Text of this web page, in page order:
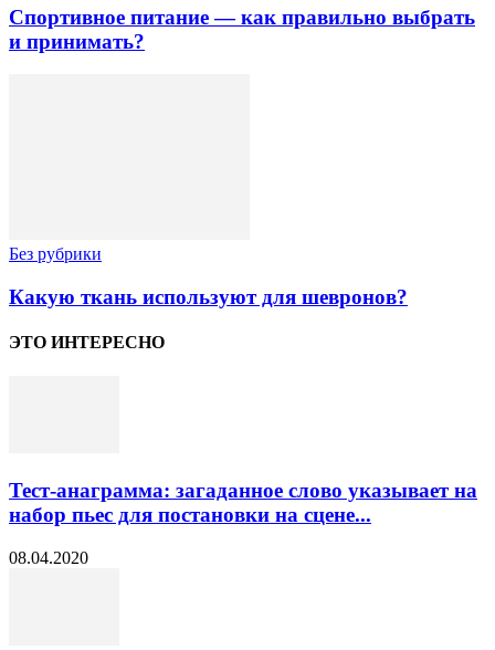
Спортивное питание — как правильно выбрать
и принимать?
Без рубрики
Какую ткань используют для шевронов?
ЭТО ИНТЕРЕСНО
Тест-анаграмма: загаданное слово указывает на
набор пьес для постановки на сцене...
08.04.2020